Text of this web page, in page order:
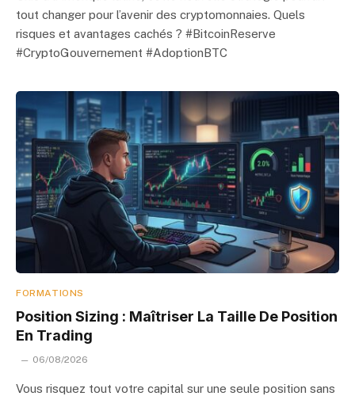
tout changer pour l’avenir des cryptomonnaies. Quels
risques et avantages cachés ? #BitcoinReserve
#CryptoGouvernement #AdoptionBTC
FORMATIONS
Position Sizing : Maîtriser La Taille De Position
En Trading
06/08/2026
Vous risquez tout votre capital sur une seule position sans